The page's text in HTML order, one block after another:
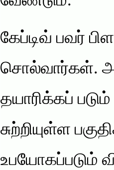
கேப்டிவ் பவர்
சொல்வார்கள்.
தயாரிக்கப்
சுற்றியுள்ள
உபயோகப்படும்